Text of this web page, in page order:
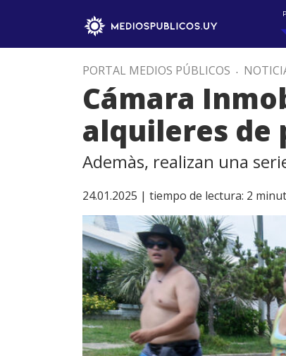
PORTAL MEDIOS PÚBLICOS .
Cámara
alquileres de
Ademàs, realizan una
24.01.2025 | tiempo de lectura: 2